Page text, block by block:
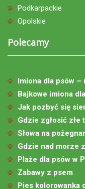
Podkarpackie
Opolskie
Polecamy
Imiona dla psów –
Bajkowe imiona
Jak pozbyć się
Gdzie zgłosić złe
Słowa na
Gdzie nad morze
Plaże dla psów w
Zabawy z psem
Pies kolorowanka